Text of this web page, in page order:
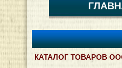
КАТАЛОГ ТОВАРОВ